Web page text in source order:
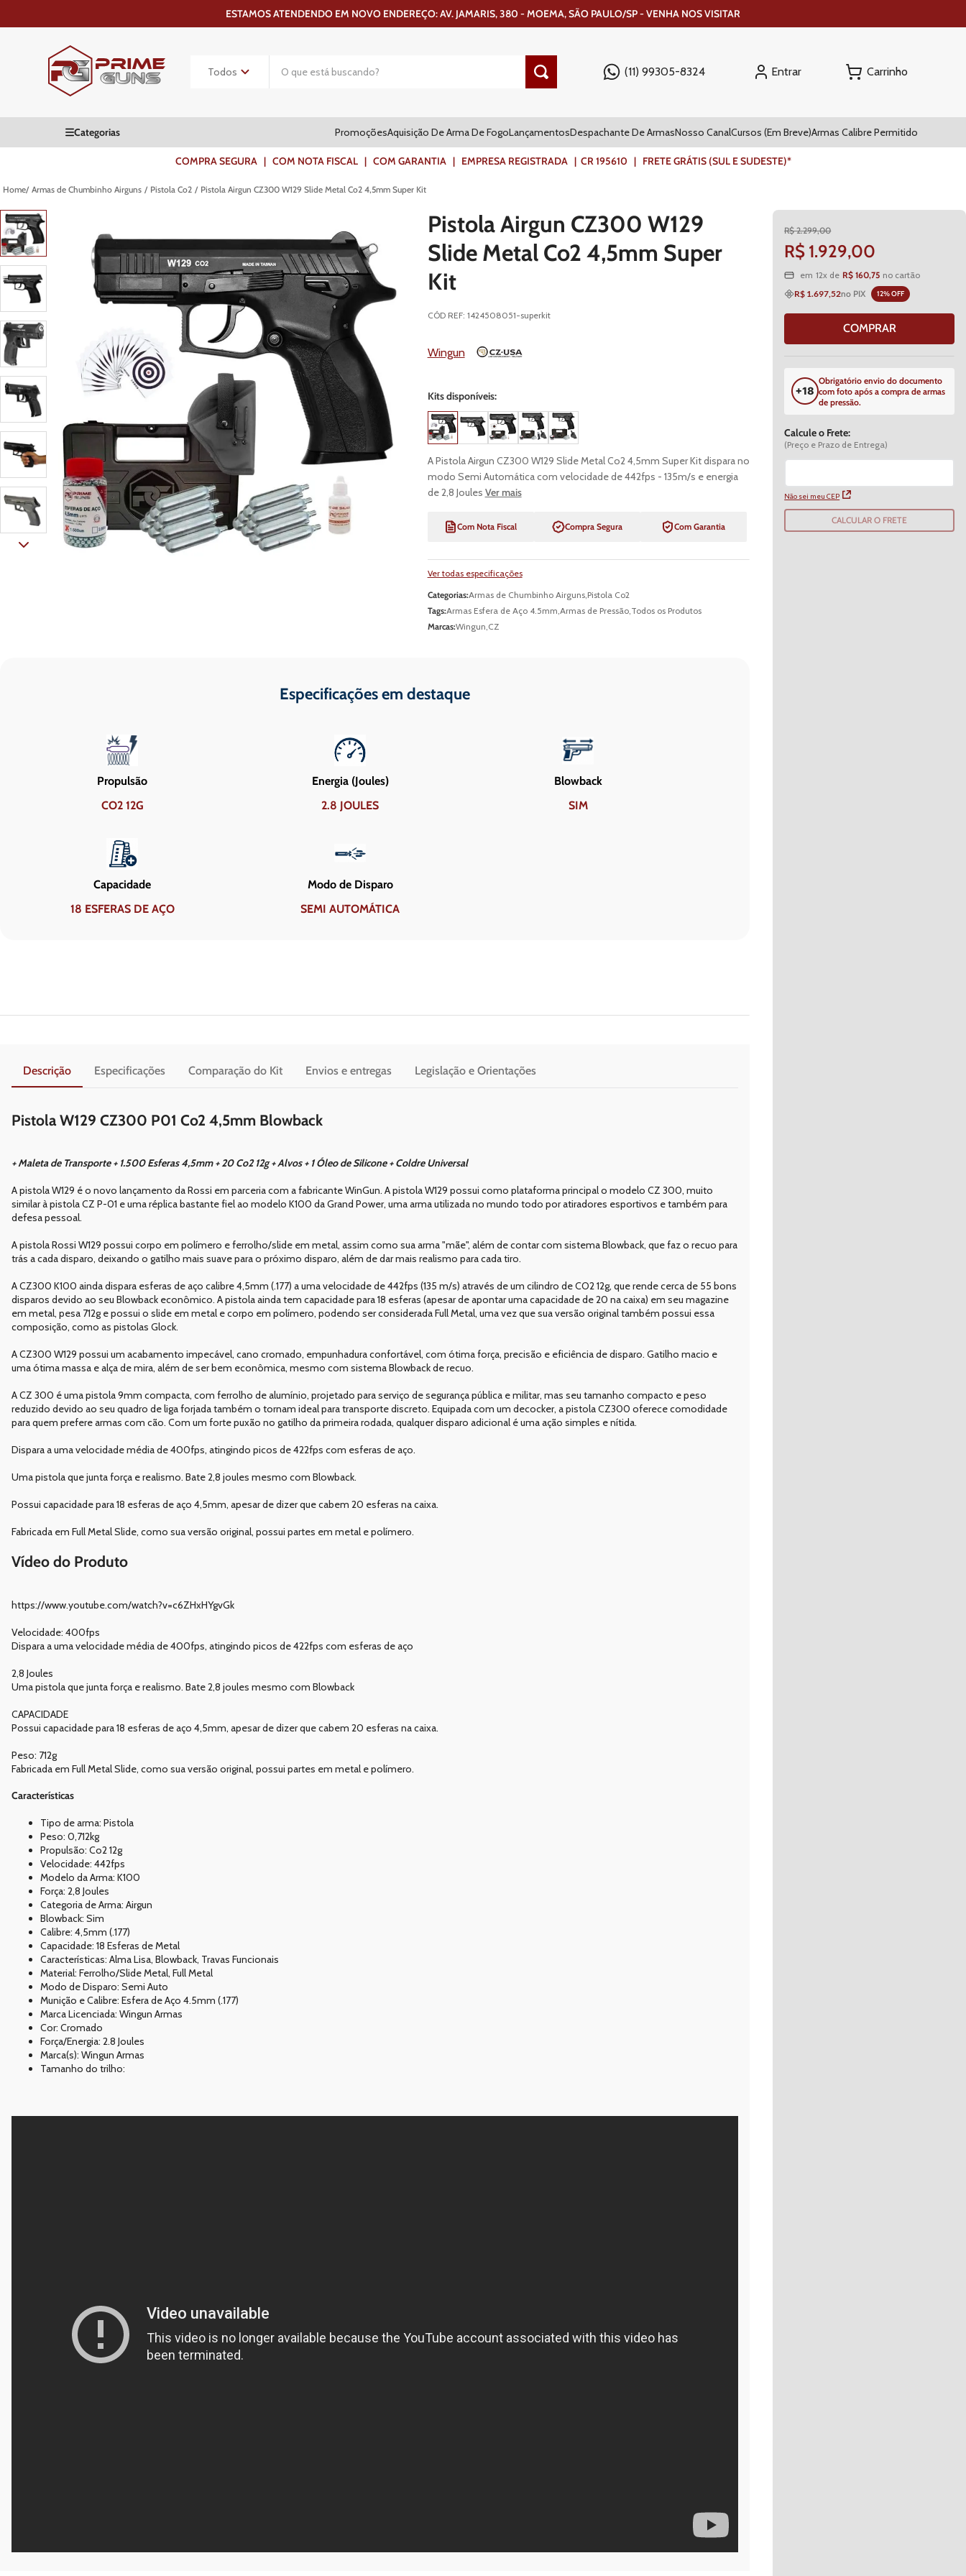
ESTAMOS ATENDENDO EM NOVO ENDEREÇO: AV. JAMARIS, 380 - MOEMA, SÃO PAULO/SP - VENHA NOS VISITAR
(11) 99305-8324 Entrar
PromoçõesAquisição De Arma De FogoLançamentosDespachante De ArmasNosso CanalCursos (Em Breve)Armas Calibre Permitido
COMPRA SEGURA | COM NOTA FISCAL | COM GARANTIA | EMPRESA REGISTRADA | CR 195610 | FRETE GRÁTIS (SUL E SUDESTE)*
Armas de Chumbinho Airguns Pistola Co2 Pistola Airgun CZ300 W129 Slide Metal Co2 4,5mm Super Kit
Pistola Airgun CZ300 W129
Slide Metal Co2 4,5mm Super
Kit
CÓD REF: 1424508051-superkit
Wingun
Kits disponíveis:
A Pistola Airgun CZ300 W129 Slide Metal Co2 4,5mm Super Kit dispara no
modo Semi Automática com velocidade de 442fps - 135m/s e energia
de 2,8 Joules Ver mais
Com Nota Fiscal Compra Segura Com Garantia
Ver todas especificações
Categorias:Armas de Chumbinho Airguns, Pistola Co2
Tags:Armas Esfera de Aço 4.5mm Armas de Pressão, Todos os Produtos
Marcas:Wingun CZ
Especificações em destaque
Propulsão
CO2 12G
Energia (Joules)
2.8 JOULES
Blowback
SIM
Capacidade
18 ESFERAS DE AÇO
Modo de Disparo
SEMI AUTOMÁTICA
Descrição Especificações Comparação do Kit Envios e entregas Legislação e Orientações
Pistola W129 CZ300 P01 Co2 4,5mm Blowback
+ Maleta de Transporte + 1.500 Esferas 4,5mm + 20 Co2 12g + Alvos + 1 Óleo de Silicone + Coldre Universal
A pistola W129 é o novo lançamento da Rossi em parceria com a fabricante WinGun. A pistola W129 possui como plataforma principal o modelo CZ 300, muito
similar à pistola CZ P-01 e uma réplica bastante fiel ao modelo K100 da Grand Power, uma arma utilizada no mundo todo por atiradores esportivos e também para
defesa pessoal.
A pistola Rossi W129 possui corpo em polímero e ferrolho/slide em metal, assim como sua arma "mãe", além de contar com sistema Blowback, que faz o recuo para
trás a cada disparo, deixando o gatilho mais suave para o próximo disparo, além de dar mais realismo para cada tiro.
A CZ300 K100 ainda dispara esferas de aço calibre 4,5mm (.177) a uma velocidade de 442fps (135 m/s) através de um cilindro de CO2 12g, que rende cerca de 55 bons
disparos devido ao seu Blowback econômico. A pistola ainda tem capacidade para 18 esferas (apesar de apontar uma capacidade de 20 na caixa) em seu magazine
em metal, pesa 712g e possui o slide em metal e corpo em polímero, podendo ser considerada Full Metal, uma vez que sua versão original também possui essa
composição, como as pistolas Glock.
A CZ300 W129 possui um acabamento impecável, cano cromado, empunhadura confortável, com ótima força, precisão e eficiência de disparo. Gatilho macio e
uma ótima massa e alça de mira, além de ser bem econômica, mesmo com sistema Blowback de recuo.
A CZ 300 é uma pistola 9mm compacta, com ferrolho de alumínio, projetado para serviço de segurança pública e militar, mas seu tamanho compacto e peso
reduzido devido ao seu quadro de liga forjada também o tornam ideal para transporte discreto. Equipada com um decocker, a pistola CZ300 oferece comodidade
para quem prefere armas com cão. Com um forte puxão no gatilho da primeira rodada, qualquer disparo adicional é uma ação simples e nítida.
Dispara a uma velocidade média de 400fps, atingindo picos de 422fps com esferas de aço.
Uma pistola que junta força e realismo. Bate 2,8 joules mesmo com Blowback.
Possui capacidade para 18 esferas de aço 4,5mm, apesar de dizer que cabem 20 esferas na caixa.
Fabricada em Full Metal Slide, como sua versão original, possui partes em metal e polímero.
Vídeo do Produto
https://www.youtube.com/watch?v=c6ZHxHYgvGk
Velocidade: 400fps
Dispara a uma velocidade média de 400fps, atingindo picos de 422fps com esferas de aço
2,8 Joules
Uma pistola que junta força e realismo. Bate 2,8 joules mesmo com Blowback
CAPACIDADE
Possui capacidade para 18 esferas de aço 4,5mm, apesar de dizer que cabem 20 esferas na caixa.
Peso: 712g
Fabricada em Full Metal Slide, como sua versão original, possui partes em metal e polímero.
Características
Tipo de arma: Pistola
Peso: 0,712kg
Propulsão: Co2 12g
Velocidade: 442fps
Modelo da Arma: K100
Força: 2,8 Joules
Categoria de Arma: Airgun
Blowback: Sim
Calibre: 4,5mm (.177)
Capacidade: 18 Esferas de Metal
Características: Alma Lisa, Blowback, Travas Funcionais
Material: Ferrolho/Slide Metal, Full Metal
Modo de Disparo: Semi Auto
Munição e Calibre: Esfera de Aço 4.5mm (.177)
Marca Licenciada: Wingun Armas
Cor: Cromado
Força/Energia: 2.8 Joules
Marca(s): Wingun Armas
Tamanho do trilho:
R$ 2.299,00
R$ 1.929,00
em 12x de R$ 160,75 no cartão
R$ 1.697,52no PIX 12% OFF
COMPRAR
Obrigatório envio do documento
com foto após a compra de armas
de pressão.
Calcule o Frete:
(Preço e Prazo de Entrega)
Não sei meu CEP
CALCULAR O FRETE